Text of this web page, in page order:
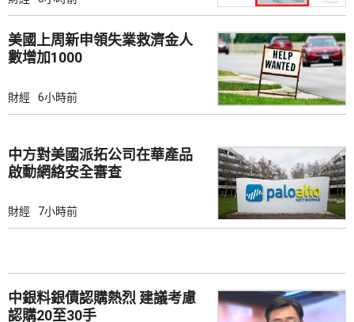
美國上周新申領失業救濟金人
數增加1000
財經 6小時前
中方對美國派拓公司在華產品
啟動網絡安全審查
財經 7小時前
中銀料銀債認購熱烈 建議考慮
認購20至30手